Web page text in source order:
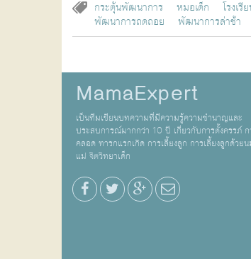
กระตุ้นพัฒนาการ หมอเด็ก โรงเรี
พัฒนาการถดถอย
พัฒนาการล่าช้า
MamaExpert
เป็นทีมเขียนบทความที่มีความรู้ความชำนาญและ
ประสบการณ์มากกว่า 10 ปี เกี่ยวกับการตั้งครรภ์ ก
คลอด ทารกแรกเกิด การเลี้ยงลูก การเลี้ยงลูกด้วย
แม่ จิตวิทยาเด็ก